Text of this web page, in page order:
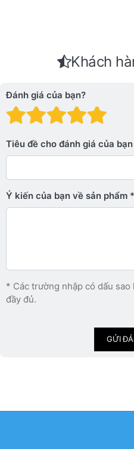
Khách
Đánh giá của bạn?
Đánh
Đánh giá:
Đánh giá: 1
Tiêu đề cho đánh giá của bạn
Ý kiến ​​của bạn về sản phẩm
* Các trường nhập có dấu
đầy đủ.
GỬI